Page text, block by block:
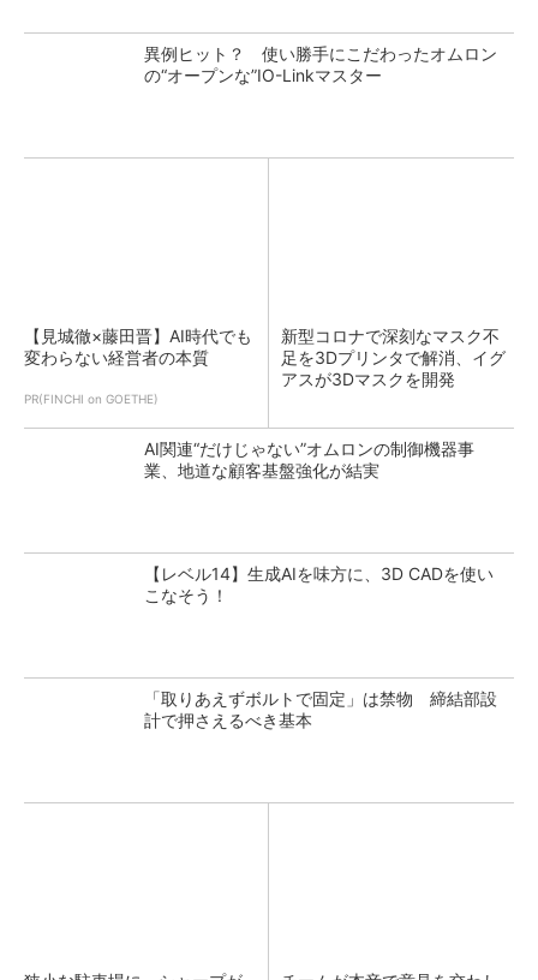
異例ヒット？ 使い勝手にこだわったオムロン
の“オープンな”IO-Linkマスター
【見城徹×藤田晋】AI時代でも
変わらない経営者の本質
PR(FINCHI on GOETHE)
新型コロナで深刻なマスク不
足を3Dプリンタで解消、イグ
アスが3Dマスクを開発
AI関連“だけじゃない”オムロンの制御機器事
業、地道な顧客基盤強化が結実
【レベル14】生成AIを味方に、3D CADを使い
こなそう！
「取りあえずボルトで固定」は禁物 締結部設
計で押さえるべき基本